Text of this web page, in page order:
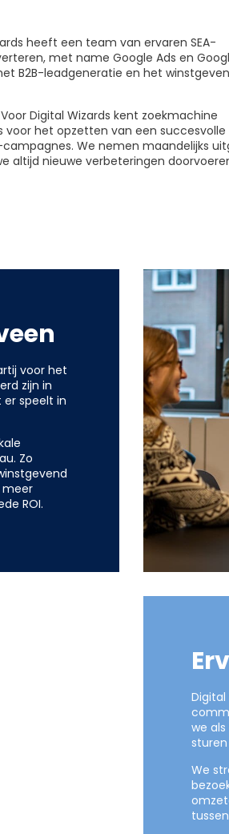
heeft een team van ervaren SEA-
met name Google Ads en
B2B-leadgeneratie en het
Digital Wizards kent zoekmachine
het opzetten van een succesvolle
We nemen maandelijks
altijd nieuwe verbeteringen
voor het
zijn in
speelt in
Zo
meer
ROI.
Digital
we
We